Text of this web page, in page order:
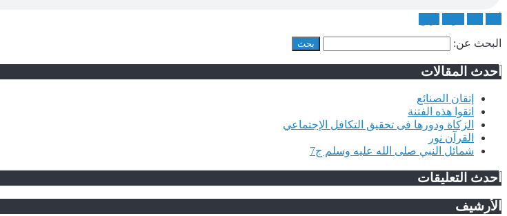
البحث عن:
أحدث المقالات
إتقان الصنائع
اتقوا هذه الفتنة
الزكاة ودورها فى تحقيق التكافل الإجتماعي
القرآن نور
شمائل النبي صلى الله عليه وسلم ج7
أحدث التعليقات
الأرشيف